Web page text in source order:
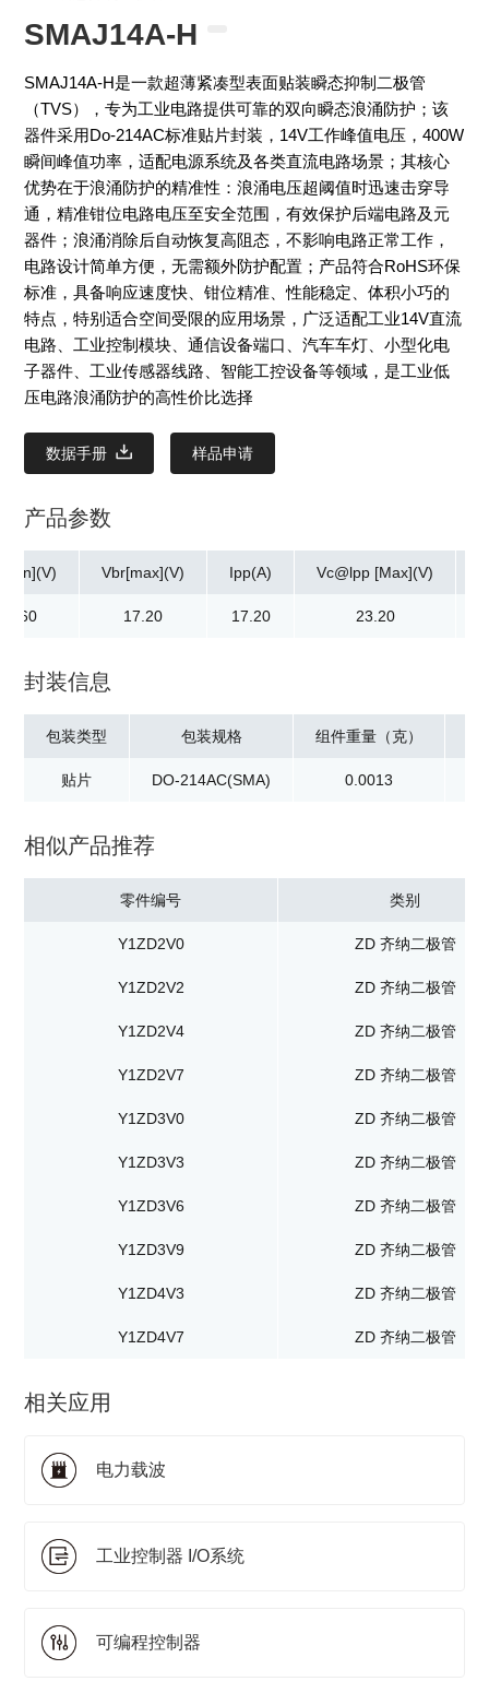
SMAJ14A-H
SMAJ14A-H是一款超薄紧凑型表面贴装瞬态抑制二极管
（TVS），专为工业电路提供可靠的双向瞬态浪涌防护；该
器件采用Do-214AC标准贴片封装，14V工作峰值电压，400W
瞬间峰值功率，适配电源系统及各类直流电路场景；其核心
优势在于浪涌防护的精准性：浪涌电压超阈值时迅速击穿导
通，精准钳位电路电压至安全范围，有效保护后端电路及元
器件；浪涌消除后自动恢复高阻态，不影响电路正常工作，
电路设计简单方便，无需额外防护配置；产品符合RoHS环保
标准，具备响应速度快、钳位精准、性能稳定、体积小巧的
特点，特别适合空间受限的应用场景，广泛适配工业14V直流
电路、工业控制模块、通信设备端口、汽车车灯、小型化电
子器件、工业传感器线路、智能工控设备等领域，是工业低
压电路浪涌防护的高性价比选择
数据手册 样品申请
产品参数
Vbr[max](V)
17.20
Ipp(A)
17.20
Vc@lpp [Max](V)
23.20
封装信息
包装类型
贴片
包装规格
DO-214AC(SMA)
组件重量（克）
0.0013
相似产品推荐
零件编号 类别
Y1ZD2V0 ZD 齐纳二极管
Y1ZD2V2 ZD 齐纳二极管
Y1ZD2V4 ZD 齐纳二极管
Y1ZD2V7 ZD 齐纳二极管
Y1ZD3V0 ZD 齐纳二极管
Y1ZD3V3 ZD 齐纳二极管
Y1ZD3V6 ZD 齐纳二极管
Y1ZD3V9 ZD 齐纳二极管
Y1ZD4V3 ZD 齐纳二极管
Y1ZD4V7 ZD 齐纳二极管
相关应用
电力载波
工业控制器 I/O系统
可编程控制器